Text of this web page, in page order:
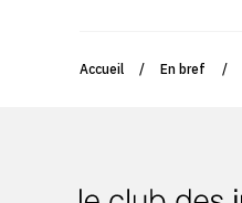
Accueil / En bref /